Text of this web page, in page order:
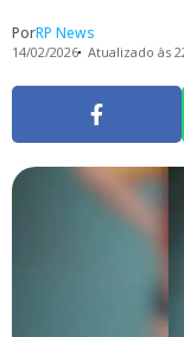
PorRP News
14/02/2026 Atualizado às